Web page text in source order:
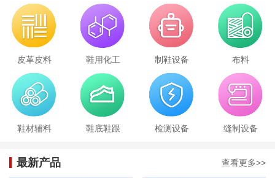
皮革皮料 鞋用化工 制鞋设备 布料
鞋材辅料 鞋底鞋跟 检测设备 缝制设备
最新产品 查看更多>>